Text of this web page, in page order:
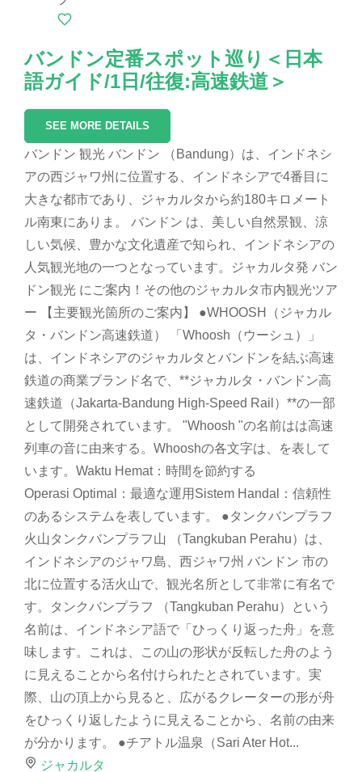
バンドン定番スポット巡り＜日本
語ガイド/1日/往復:高速鉄道＞
SEE MORE DETAILS
バンドン 観光 バンドン （Bandung）は、インドネシ
アの西ジャワ州に位置する、インドネシアで4番目に
大きな都市であり、ジャカルタから約180キロメート
ル南東にありま。 バンドン は、美しい自然景観、涼
しい気候、豊かな文化遺産で知られ、インドネシアの
人気観光地の一つとなっています。ジャカルタ発 バン
ドン観光 にご案内！その他のジャカルタ市内観光ツア
ー 【主要観光箇所のご案内】 ●WHOOSH（ジャカル
タ・バンドン高速鉄道） 「Whoosh（ウーシュ）」
は、インドネシアのジャカルタとバンドンを結ぶ高速
鉄道の商業ブランド名で、**ジャカルタ・バンドン高
速鉄道（Jakarta-Bandung High-Speed Rail）**の一部
として開発されています。 "Whoosh "の名前はは高速
列車の音に由来する。Whooshの各文字は、を表して
います。Waktu Hemat：時間を節約する
Operasi Optimal：最適な運用Sistem Handal：信頼性
のあるシステムを表しています。 ●タンクバンプラフ
火山タンクバンプラフ山 （Tangkuban Perahu）は、
インドネシアのジャワ島、西ジャワ州 バンドン 市の
北に位置する活火山で、観光名所として非常に有名で
す。タンクバンプラフ （Tangkuban Perahu）という
名前は、インドネシア語で「ひっくり返った舟」を意
味します。これは、この山の形状が反転した舟のよう
に見えることから名付けられたとされています。実
際、山の頂上から見ると、広がるクレーターの形が舟
をひっくり返したように見えることから、名前の由来
が分かります。 ●チアトル温泉（Sari Ater Hot...
ジャカルタ